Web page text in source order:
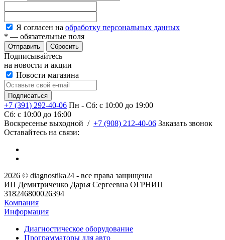
Я согласен на обработку персональных данных
* — обязательные поля
Сбросить
Подписывайтесь
на новости и акции
Новости магазина
+7 (391) 292-40-06 Пн - Сб: c 10:00 до 19:00
Сб: c 10:00 до 16:00
​Воскресенье выходной / +7 (908) 212-40-06 Заказать звонок
Оставайтесь на связи:
2026 © diagnostika24 - все права защищены
ИП Демитриченко Дарья Сергеевна ОГРНИП
318246800026394
Компания
Информация
Диагностическое оборудование
Программаторы для авто